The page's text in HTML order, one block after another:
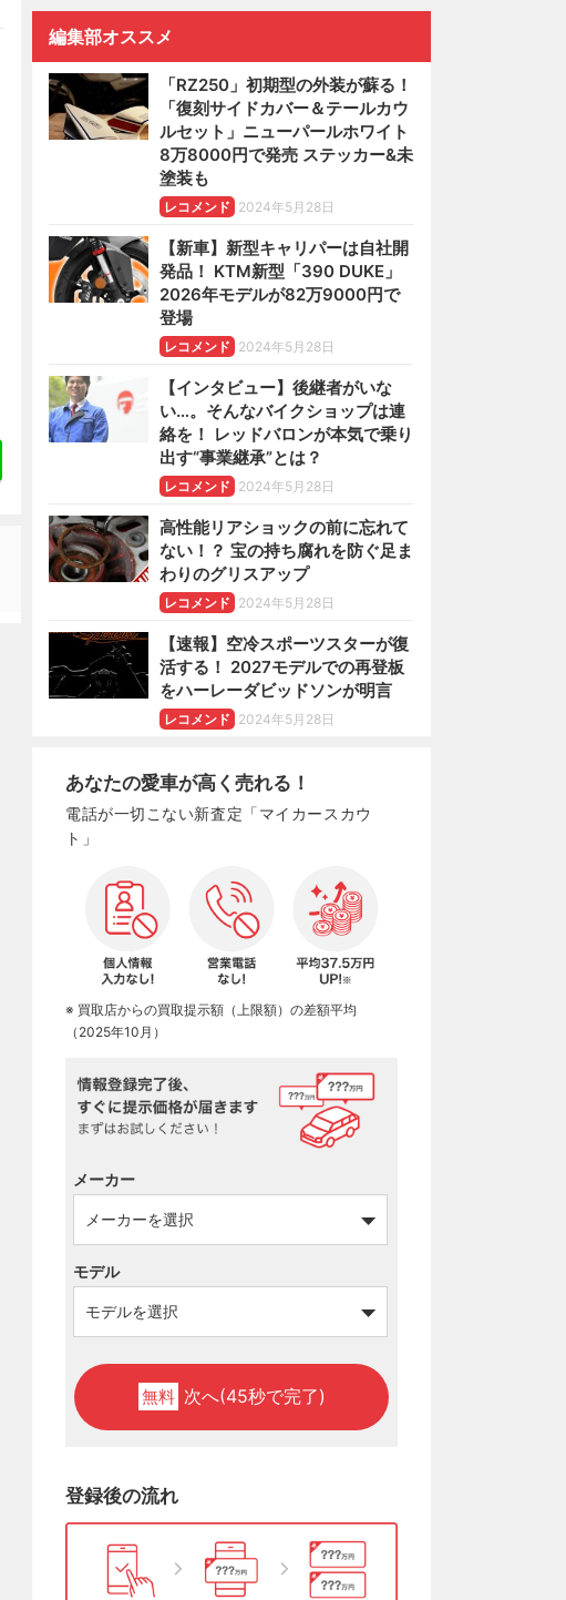
編集部オススメ
「RZ250」初期型の外装が蘇る！
「復刻サイドカバー＆テールカウ
ルセット」ニューパールホワイト
8万8000円で発売 ステッカー&未
塗装も
レコメンド 2024年5月28日
【新車】新型キャリパーは自社開
発品！ KTM新型「390 DUKE」
2026年モデルが82万9000円で
登場
レコメンド 2024年5月28日
【インタビュー】後継者がいな
い…。そんなバイクショップは連
絡を！ レッドバロンが本気で乗り
出す“事業継承”とは？
レコメンド 2024年5月28日
高性能リアショックの前に忘れて
ない！？ 宝の持ち腐れを防ぐ足ま
わりのグリスアップ
レコメンド 2024年5月28日
【速報】空冷スポーツスターが復
活する！ 2027モデルでの再登板
をハーレーダビッドソンが明言
レコメンド 2024年5月28日
あなたの愛車が高く売れる！
電話が一切こない新査定「マイカースカウ
ト」
※ 買取店からの買取提示額（上限額）の差額平均
（2025年10月）
メーカー
モデル
無料 次へ(45秒で完了)
登録後の流れ